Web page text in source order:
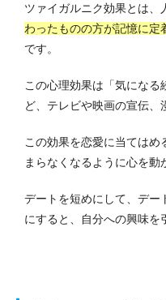
ツァイガルニク効果とは、
わったものの方が記憶に定
です。
この心理効果は「気にな
ど、テレビや映画の宣伝、
この効果を恋愛に当ては
まらなくなるように心を動
デートを短めにして、デー
にすると、
自分への興味を